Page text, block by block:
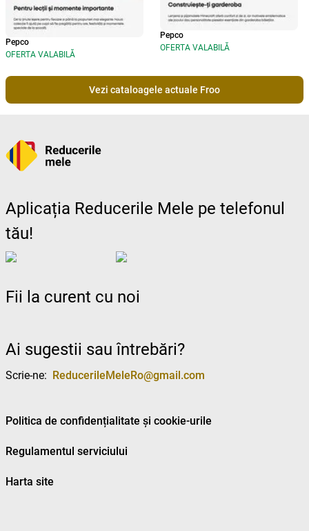
Pepco
OFERTA VALABILĂ
Pepco
OFERTA VALABILĂ
Vezi cataloagele actuale Froo
Aplicația Reducerile Mele pe telefonul
tău!
Fii la curent cu noi
Ai sugestii sau întrebări?
Scrie-ne: ReducerileMeleRo@gmail.com
Politica de confidențialitate și cookie-urile
Regulamentul serviciului
Harta site